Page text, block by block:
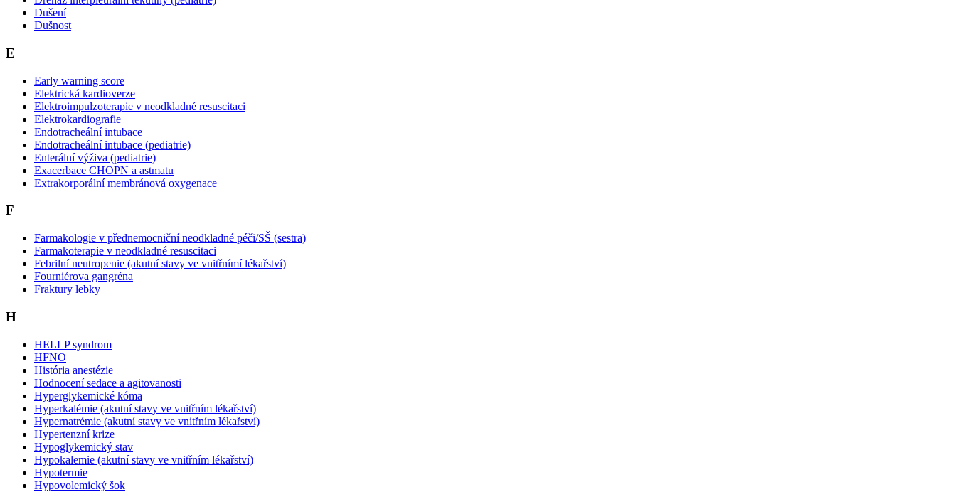
Dušení
Dušnost
E
Early warning score
Elektrická kardioverze
Elektroimpulzoterapie v neodkladné resuscitaci
Elektrokardiografie
Endotracheální intubace
Endotracheální intubace (pediatrie)
Enterální výživa (pediatrie)
Exacerbace CHOPN a astmatu
Extrakorporální membránová oxygenace
F
Farmakologie v přednemocniční neodkladné péči/SŠ (sestra)
Farmakoterapie v neodkladné resuscitaci
Febrilní neutropenie (akutní stavy ve vnitřnímí lékařství)
Fourniérova gangréna
Fraktury lebky
H
HELLP syndrom
HFNO
História anestézie
Hodnocení sedace a agitovanosti
Hyperglykemické kóma
Hyperkalémie (akutní stavy ve vnitřním lékařství)
Hypernatrémie (akutní stavy ve vnitřním lékařství)
Hypertenzní krize
Hypoglykemický stav
Hypokalemie (akutní stavy ve vnitřním lékařství)
Hypotermie
Hypovolemický šok